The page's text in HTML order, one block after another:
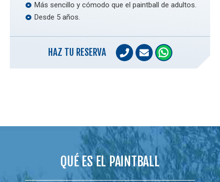
Más sencillo y cómodo que el paintball de adultos.
Desde 5 años.
HAZ TU RESERVA
QUÉ ES EL PAINTBALL